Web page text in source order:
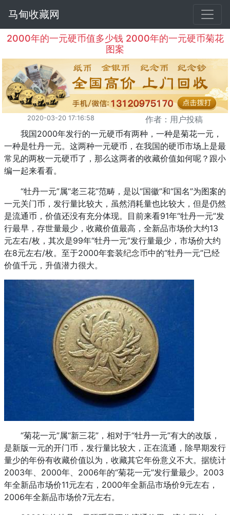
马甸收藏网
2000年的一元硬币值多少钱 2000年的一元硬币菊花
图案
2020-03-20 17:16:58
作者：用户投稿
我国2000年发行的一元硬币有两种，一种是菊花一元，
一种是牡丹一元。这两种一元硬币，在我国的硬币市场上是最
常见的两枚一元硬币了，那么这两者的收藏价值如何呢？跟小
编一起来看看。
“牡丹一元”属“老三花”范畴，是以“国徽”和“国名”为图案的
一元关门币，发行量比较大，虽然消耗量也比较大，但是仍然
是流通币，价值还没有充分体现。目前来看91年“牡丹一元”发
行最早，存世量最少，收藏价值最高，全新品市场价大约13
元左右/枚，其次是99年“牡丹一元”发行量最少，市场价大约
在8元左右/枚。至于2000年套装纪念币中的“牡丹一元”已经
价值千元，升值潜力很大。
“菊花一元”属“新三花”，相对于“牡丹一元”有大的改版，
是新版一元的开门币，发行量比较大，正在流通，除早期发行
量少的年份有收藏价值以为，收藏其它年份意义不大。据统计
2003年、2000年、2006年的“菊花一元”发行量最少。2003
年全新品市场价11元左右，2000年全新品市场价9元左右，
2006年全新品市场价7元左右。